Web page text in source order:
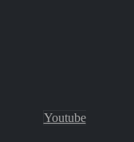
Youtube